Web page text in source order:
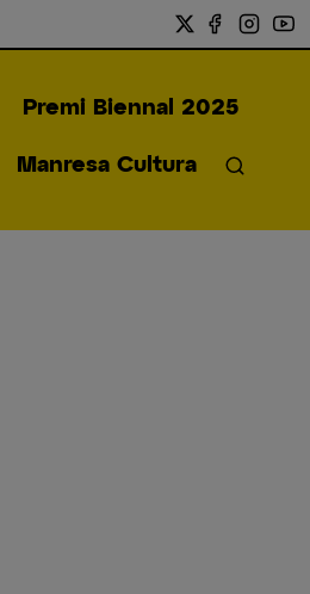
Premi Biennal 2025
Manresa Cultura